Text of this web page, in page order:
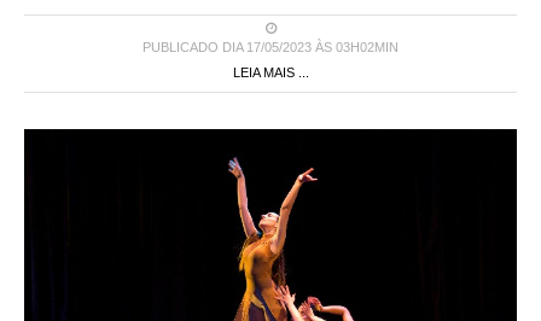
PUBLICADO DIA 17/05/2023 ÀS 03H02MIN
LEIA MAIS ...